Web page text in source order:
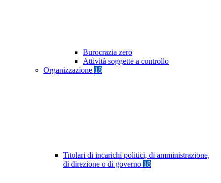
Burocrazia zero
Attività soggette a controllo
Organizzazione 18
Titolari di incarichi politici, di amministrazione,
di direzione o di governo 18